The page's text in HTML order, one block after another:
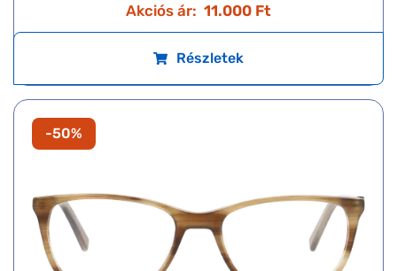
Akciós ár: 11.000 Ft
Részletek
-50%